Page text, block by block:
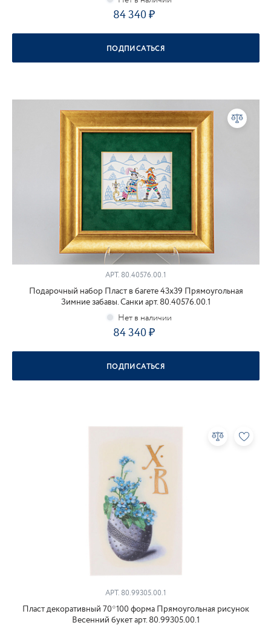
84 340
ПОДПИСАТЬСЯ
АРТ. 80.40576.00.1
Подарочный набор Пласт в багете 43х39 Прямоугольная
Зимние забавы. Санки арт. 80.40576.00.1
84 340
ПОДПИСАТЬСЯ
АРТ. 80.99305.00.1
Пласт декоративный 70*100 форма Прямоугольная рисунок
Весенний букет арт. 80.99305.00.1